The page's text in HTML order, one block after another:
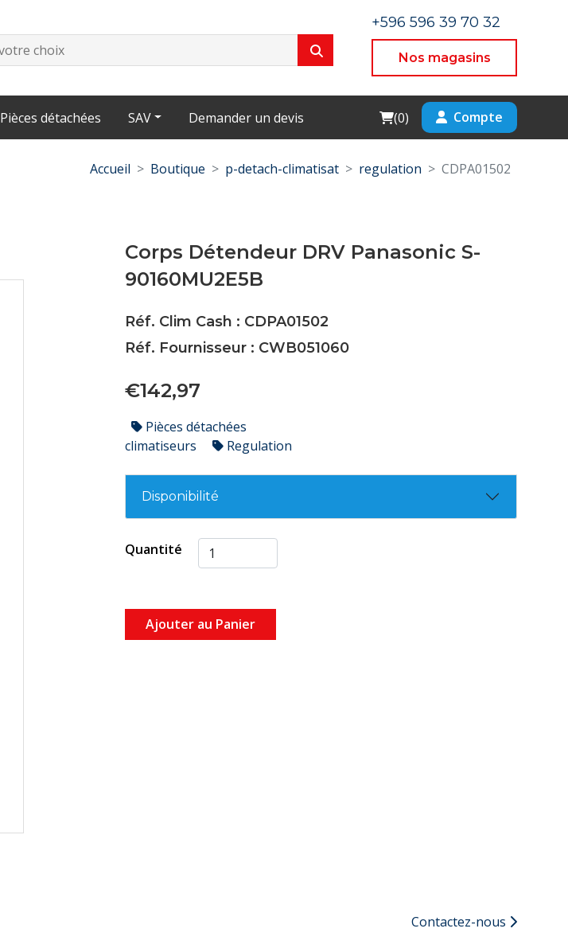
+596 596 39 70 32
Nos magasins
Pièces détachées SAV Demander un devis Cart
(0) Compte
Accueil Boutique p-detach-climatisat regulation CDPA01502
Corps Détendeur DRV Panasonic S-
90160MU2E5B
Réf. Clim Cash : CDPA01502
Réf. Fournisseur : CWB051060
€142,97
Pièces détachées
climatiseurs
Regulation
Disponibilité
Quantité
Ajouter au Panier
Contactez-nous